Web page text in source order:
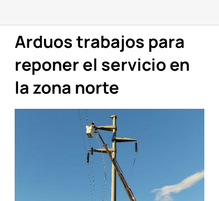
Arduos trabajos para
reponer el servicio en
la zona norte